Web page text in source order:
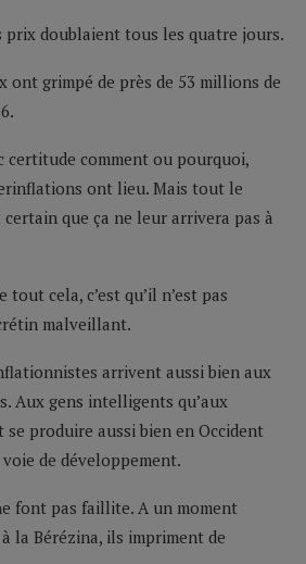
prix doublaient tous les quatre jours.
ont grimpé de près de 53 millions de
certitude comment ou pourquoi,
ont lieu. Mais tout le
que ça ne leur arrivera pas à
cela, c’est qu’il n’est pas
malveillant.
arrivent aussi bien aux
Aux gens intelligents qu’aux
produire aussi bien en Occident
de développement.
font pas faillite. A un moment
la Bérézina, ils impriment de